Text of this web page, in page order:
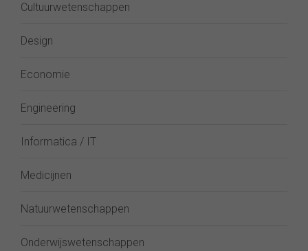
Cultuurwetenschappen
Design
Economie
Engineering
Informatica / IT
Medicijnen
Natuurwetenschappen
Onderwijswetenschappen